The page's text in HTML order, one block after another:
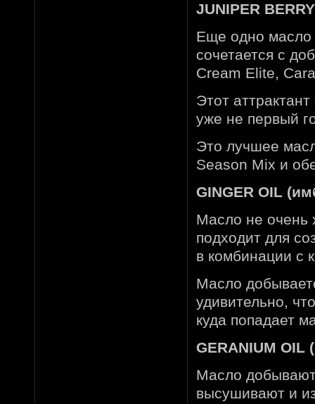
JUNIPER
Еще одно масло
сочетается с
Cream Elite,
Этот
уже не первый
Это лучшее
Season Mix и
GINGER OIL
Масло не очень
подходит для
в комбинации с
Масло
удивительно,
куда попадает
GERANIUM OIL
Масло добывают
высушивают и